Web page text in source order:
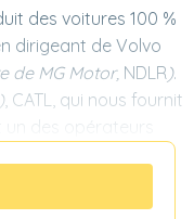
des voitures 100 %
dirigeant de Volvo
de MG Motor, NDLR).
), CATL, qui nous fournit